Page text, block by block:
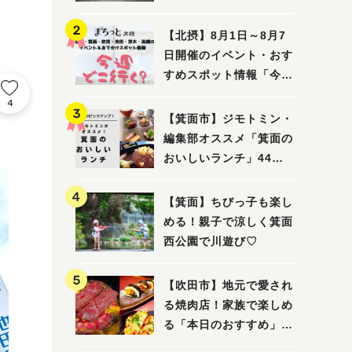
4
【北摂】8月1日～8月7
日開催のイベント・おす
すめスポット情報「今週
面・吹田・池田・茨木・
高槻）
【箕面市】ジモトミン・
編集部オススメ「箕面の
おいしいランチ」44
から穴場まで！〜
【箕面】ちびっ子も楽し
める！親子で涼しく箕面
西公園で川遊び♡
【吹田市】地元で愛され
る焼肉店！家族で楽しめ
る「本日のおすすめ」で